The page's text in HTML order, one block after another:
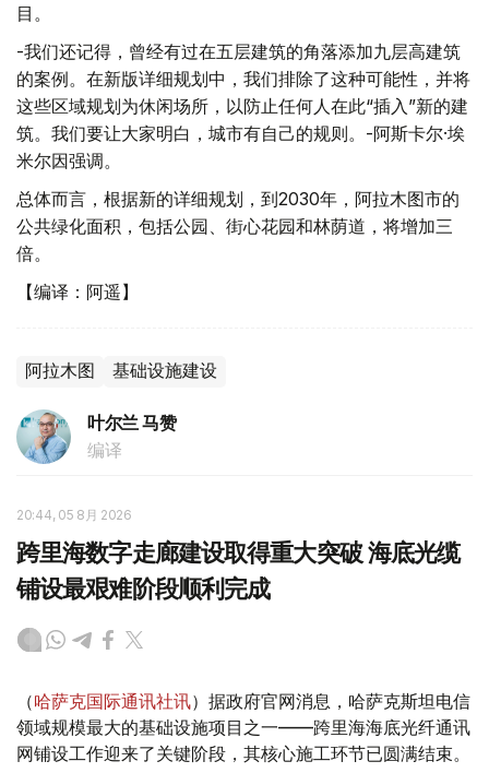
目。
-我们还记得，曾经有过在五层建筑的角落添加九层高建筑
的案例。在新版详细规划中，我们排除了这种可能性，并将
这些区域规划为休闲场所，以防止任何人在此“插入”新的建
筑。我们要让大家明白，城市有自己的规则。-阿斯卡尔·埃
米尔因强调。
总体而言，根据新的详细规划，到2030年，阿拉木图市的
公共绿化面积，包括公园、街心花园和林荫道，将增加三
倍。
【编译：阿遥】
阿拉木图 基础设施建设
叶尔兰 马赞
编译
20:44, 05 8月 2026
跨里海数字走廊建设取得重大突破 海底光缆
铺设最艰难阶段顺利完成
（哈萨克国际通讯社讯）据政府官网消息，哈萨克斯坦电信
领域规模最大的基础设施项目之一——跨里海海底光纤通讯
网铺设工作迎来了关键阶段，其核心施工环节已圆满结束。